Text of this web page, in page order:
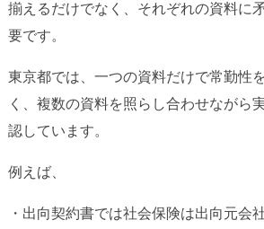
揃えるだけでなく、それぞれの資料に
要です。
東京都では、一つの資料だけで常勤性
く、複数の資料を照らし合わせながら
認しています。
例えば、
・出向契約書では社会保険は出向元会